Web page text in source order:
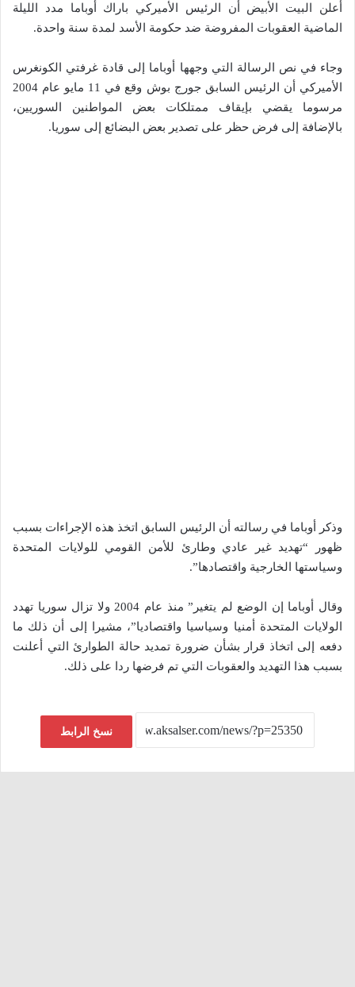
أعلن البيت الأبيض أن الرئيس الأميركي باراك أوباما مدد الليلة
الماضية العقوبات المفروضة ضد حكومة الأسد لمدة سنة واحدة.
وجاء في نص الرسالة التي وجهها أوباما إلى قادة غرفتي الكونغرس
الأميركي أن الرئيس السابق جورج بوش وقع في 11 مايو عام 2004
مرسوما يقضي بإيقاف ممتلكات بعض المواطنين السوريين،
بالإضافة إلى فرض حظر على تصدير بعض البضائع إلى سوريا.
وذكر أوباما في رسالته أن الرئيس السابق اتخذ هذه الإجراءات بسبب
ظهور “تهديد غير عادي وطارئ للأمن القومي للولايات المتحدة
وسياستها الخارجية واقتصادها”.
وقال أوباما إن الوضع لم يتغير” منذ عام 2004 ولا تزال سوريا تهدد
الولايات المتحدة أمنيا وسياسيا واقتصاديا”، مشيرا إلى أن ذلك ما
دفعه إلى اتخاذ قرار بشأن ضرورة تمديد حالة الطوارئ التي أعلنت
بسبب هذا التهديد والعقوبات التي تم فرضها ردا على ذلك.
نسخ الرابط